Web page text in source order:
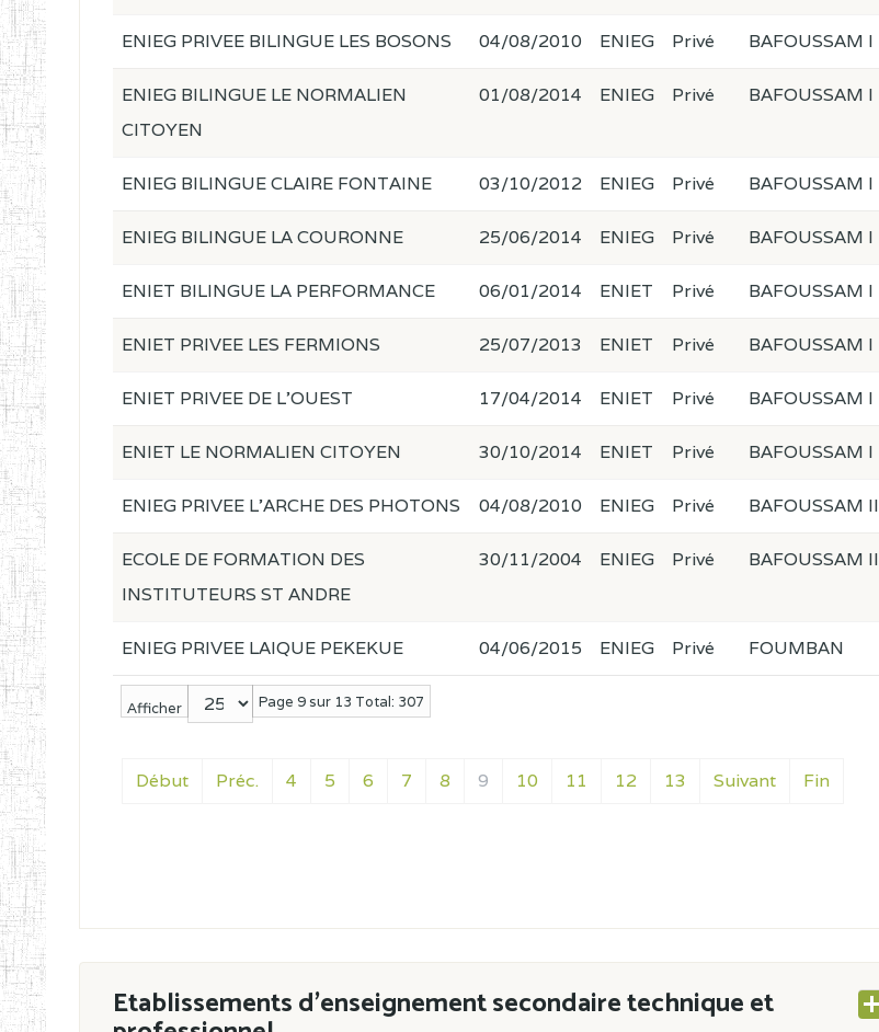
Afficher Page 9 sur 13 Total: 307
Début Préc. 4 5 6 7 8 9 10 11 12 13 Suivant Fin
ENIEG PRIVEE BILINGUE LES BOSONS 04/08/2010 ENIEG Privé BAFOUSSAM I
ENIEG BILINGUE LE NORMALIEN
CITOYEN
01/08/2014 ENIEG Privé BAFOUSSAM I
ENIEG BILINGUE CLAIRE FONTAINE 03/10/2012 ENIEG Privé BAFOUSSAM I
ENIEG BILINGUE LA COURONNE 25/06/2014 ENIEG Privé BAFOUSSAM I
ENIET BILINGUE LA PERFORMANCE 06/01/2014 ENIET Privé BAFOUSSAM I
ENIET PRIVEE LES FERMIONS 25/07/2013 ENIET Privé BAFOUSSAM I
ENIET PRIVEE DE L'OUEST 17/04/2014 ENIET Privé BAFOUSSAM I
ENIET LE NORMALIEN CITOYEN 30/10/2014 ENIET Privé BAFOUSSAM I
ENIEG PRIVEE L'ARCHE DES PHOTONS 04/08/2010 ENIEG Privé BAFOUSSAM II
ECOLE DE FORMATION DES
INSTITUTEURS ST ANDRE
30/11/2004 ENIEG Privé BAFOUSSAM II
ENIEG PRIVEE LAIQUE PEKEKUE 04/06/2015 ENIEG Privé FOUMBAN
Etablissements d'enseignement secondaire technique et